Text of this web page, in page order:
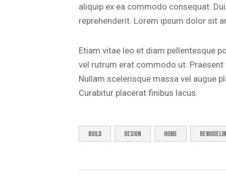
aliquip ex ea commodo consequat.
reprehenderit. Lorem ipsum dolor sit
Etiam vitae leo et diam pellentesque
vel rutrum erat commodo ut.
Nullam scelerisque massa vel augue
Curabitur placerat finibus lacus.
build design home